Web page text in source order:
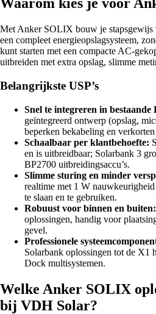
Waarom kies je voor
Met Anker SOLIX bouw je stapsgewijs
een compleet energieopslagsysteem,
kunt starten met een compacte AC-
uitbreiden met extra opslag, slimme
Belangrijkste USP’s
Snel te integreren in bestaande
geïntegreerd ontwerp (opslag,
beperken bekabeling en
Schaalbaar per klantbehoefte:
en is uitbreidbaar; Solarbank 3
BP2700 uitbreidingsaccu’s.
Slimme sturing en minder
realtime met 1 W
te slaan en te gebruiken.
Robuust voor binnen en buiten:
oplossingen, handig voor
gevel.
Professionele
Solarbank oplossingen tot de X1
Dock multisystemen.
Welke Anker SOLIX
bij VDH Solar?